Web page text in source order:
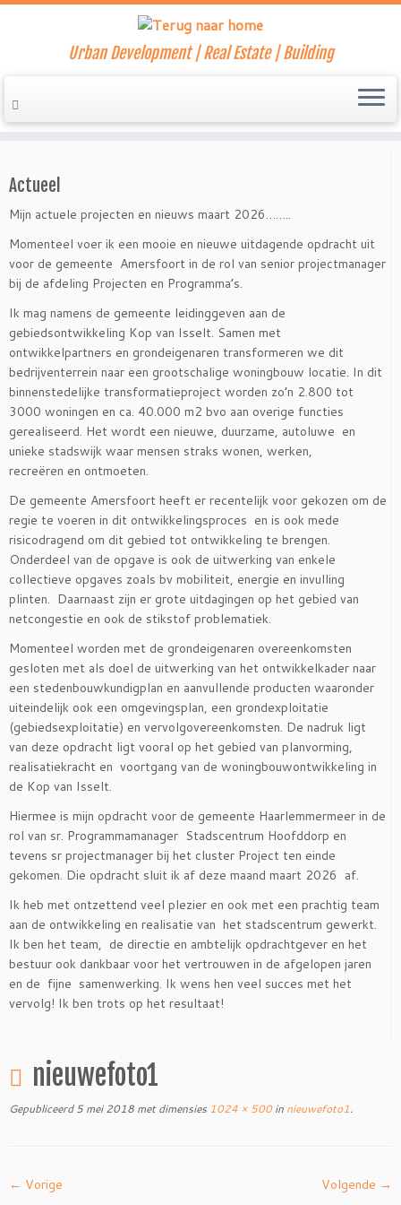
Ga
naar
Urban Development | Real Estate | Building
Home » nieuwefoto1
Actueel
Mijn actuele projecten en nieuws maart 2026……..
Momenteel voer ik een mooie en nieuwe uitdagende opdracht uit
voor de gemeente Amersfoort in de rol van senior projectmanager
bij de afdeling Projecten en Programma’s.
Ik mag namens de gemeente leidinggeven aan de
gebiedsontwikkeling Kop van Isselt. Samen met
ontwikkelpartners en grondeigenaren transformeren we dit
bedrijventerrein naar een grootschalige woningbouw locatie. In dit
binnenstedelijke transformatieproject worden zo’n 2.800 tot
3000 woningen en ca. 40.000 m2 bvo aan overige functies
gerealiseerd. Het wordt een nieuwe, duurzame, autoluwe en
unieke stadswijk waar mensen straks wonen, werken,
recreëren en ontmoeten.
De gemeente Amersfoort heeft er recentelijk voor gekozen om de
regie te voeren in dit ontwikkelingsproces en is ook mede
risicodragend om dit gebied tot ontwikkeling te brengen.
Onderdeel van de opgave is ook de uitwerking van enkele
collectieve opgaves zoals bv mobiliteit, energie en invulling
plinten. Daarnaast zijn er grote uitdagingen op het gebied van
netcongestie en ook de stikstof problematiek.
Momenteel worden met de grondeigenaren overeenkomsten
gesloten met als doel de uitwerking van het ontwikkelkader naar
een stedenbouwkundigplan en aanvullende producten waaronder
uiteindelijk ook een omgevingsplan, een grondexploitatie
(gebiedsexploitatie) en vervolgovereenkomsten. De nadruk ligt
van deze opdracht ligt vooral op het gebied van planvorming,
realisatiekracht en voortgang van de woningbouwontwikkeling in
de Kop van Isselt.
Hiermee is mijn opdracht voor de gemeente Haarlemmermeer in de
rol van sr. Programmamanager Stadscentrum Hoofddorp en
tevens sr projectmanager bij het cluster Project ten einde
gekomen. Die opdracht sluit ik af deze maand maart 2026 af.
Ik heb met ontzettend veel plezier en ook met een prachtig team
aan de ontwikkeling en realisatie van het stadscentrum gewerkt.
Ik ben het team, de directie en ambtelijk opdrachtgever en het
bestuur ook dankbaar voor het vertrouwen in de afgelopen jaren
en de fijne samenwerking. Ik wens hen veel succes met het
vervolg! Ik ben trots op het resultaat!
nieuwefoto1
Gepubliceerd 5 mei 2018 met dimensies 1024 × 500in nieuwefoto1.
← Vorige Volgende →